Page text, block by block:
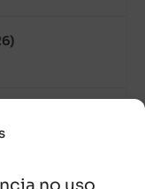
Redonda